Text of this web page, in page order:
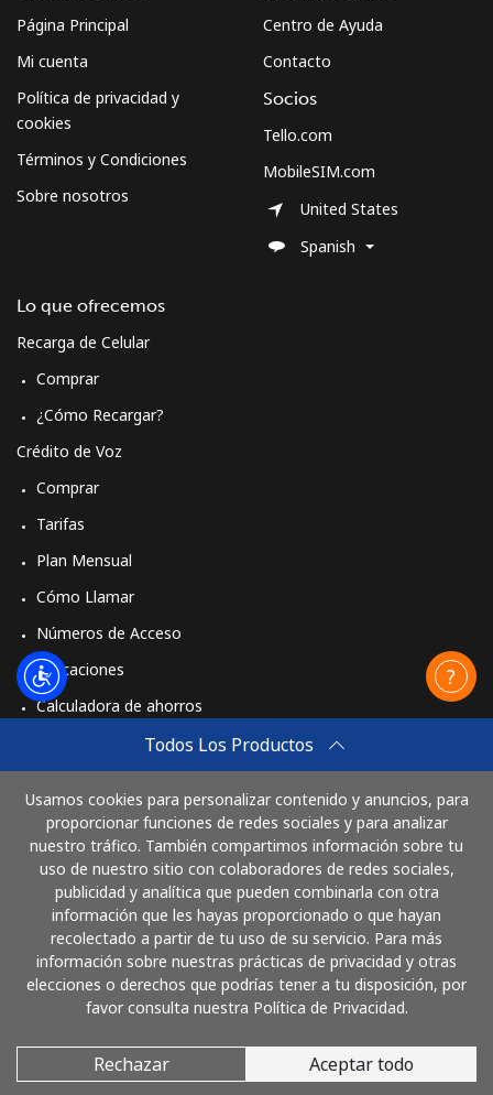
Todos Los Productos
Usamos cookies para personalizar contenido y anuncios, para
proporcionar funciones de redes sociales y para analizar
nuestro tráfico. También compartimos información sobre tu
uso de nuestro sitio con colaboradores de redes sociales,
publicidad y analítica que pueden combinarla con otra
información que les hayas proporcionado o que hayan
recolectado a partir de tu uso de su servicio. Para más
información sobre nuestras prácticas de privacidad y otras
elecciones o derechos que podrías tener a tu disposición, por
favor consulta nuestra Política de Privacidad.
Rechazar Aceptar todo
Página Principal
Mi cuenta
Política de privacidad y
cookies
Términos y Condiciones
Sobre nosotros
Lo que ofrecemos
Recarga de Celular
Comprar
¿Cómo Recargar?
Crédito de Voz
Comprar
Tarifas
Plan Mensual
Cómo Llamar
Números de Acceso
Aplicaciones
Calculadora de ahorros
Comprar
Cómo funciona
Centro de Ayuda
Contacto
Socios
Tello.com
MobileSIM.com
United States
Spanish
Paga con
© 2026 LlamaCostaRica